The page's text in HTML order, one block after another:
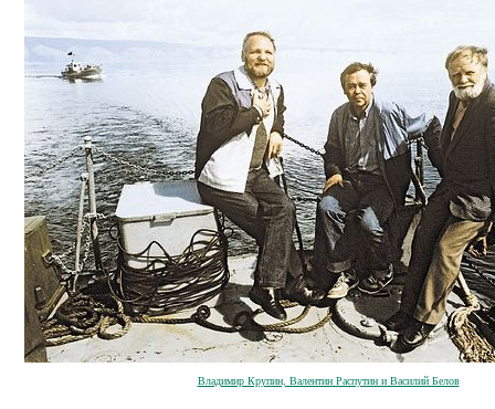
Владимир Крупин, Валентин Распутин и Василий Белов